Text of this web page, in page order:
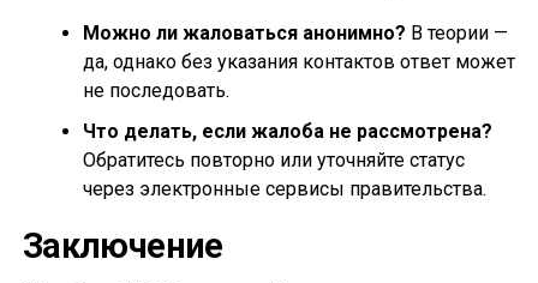
Можно ли жаловаться анонимно? В теории —
да, однако без указания контактов ответ может
не последовать.
Что делать, если жалоба не рассмотрена?
Обратитесь повторно или уточняйте статус
через электронные сервисы правительства.
Заключение